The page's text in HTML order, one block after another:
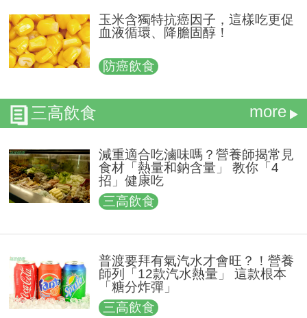
玉米含獨特抗癌因子，這樣吃更促
血液循環、降膽固醇！
防癌飲食
三高飲食 more
減重適合吃滷味嗎？營養師揭常見
食材「熱量和鈉含量」 教你「4
招」健康吃
三高飲食
普渡要拜有氣汽水才會旺？！營養
師列「12款汽水熱量」 這款根本
「糖分炸彈」
三高飲食